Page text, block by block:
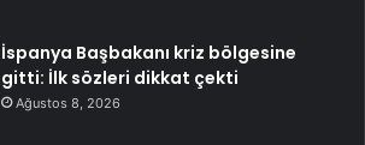
İspanya Başbakanı kriz bölgesine
gitti: İlk sözleri dikkat çekti
Ağustos 8, 2026